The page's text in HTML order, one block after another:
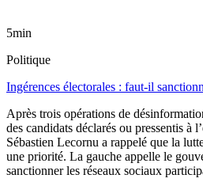
5min
Politique
Ingérences électorales : faut-il
Après trois opérations de
des candidats déclarés ou pressentis à
Sébastien Lecornu a rappelé que la
une priorité. La gauche appelle le
sanctionner les réseaux sociaux